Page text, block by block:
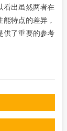
看出虽然两者在
特点的差异，
供了重要的参考